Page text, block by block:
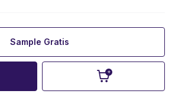
Sample Gratis